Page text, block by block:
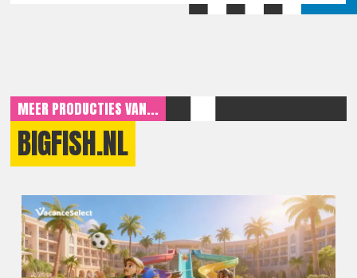
MEER PRODUCTIES VAN...
BIGFISH.NL